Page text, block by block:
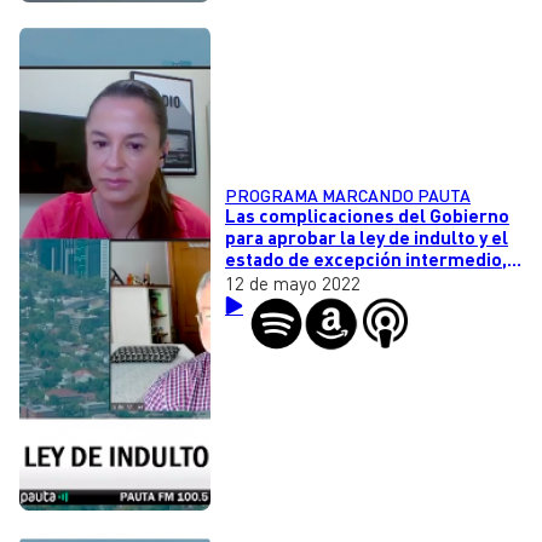
PROGRAMA MARCANDO PAUTA
Las complicaciones del Gobierno
para aprobar la ley de indulto y el
estado de excepción intermedio,
el rol de la Conadi en el conflicto
de la Macrozona Sur y el fin del
iPod de Apple
12 de mayo 2022